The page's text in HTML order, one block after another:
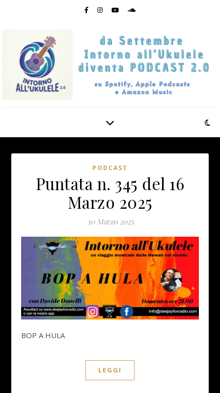
PODCAST
Puntata n. 345 del 16
Marzo 2025
30 Marzo 2025
BOP A HULA
LEGGI